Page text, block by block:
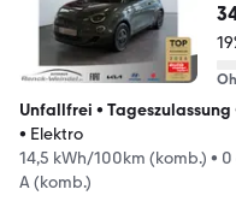
Unfallfrei • Tageszulassung
• Elektro
14,5 kWh/100km (komb.) • 0
A (komb.)